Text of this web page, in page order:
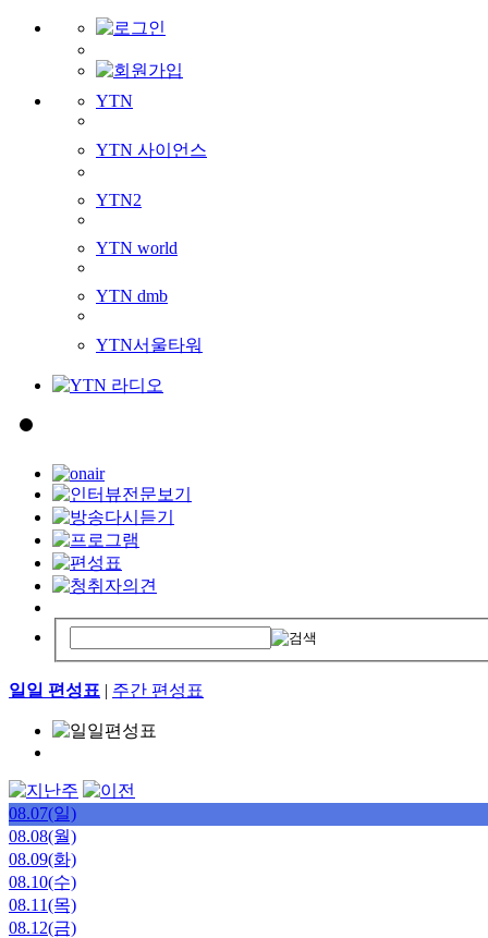
YTN
YTN 사이언스
YTN2
YTN world
YTN dmb
YTN서울타워
일일 편성표 | 주간 편성표
08.07(일)
08.08(월)
08.09(화)
08.10(수)
08.11(목)
08.12(금)